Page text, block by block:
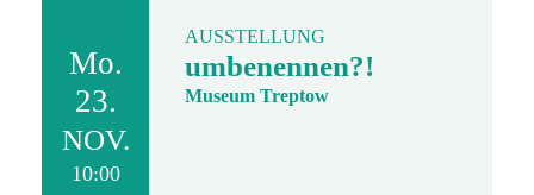
Mo.
23.
NOV.
10:00
AUSSTELLUNG
umbenennen?!
Museum Treptow